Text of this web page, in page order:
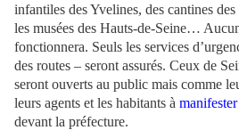
infantiles des Yvelines, des cantines
les musées des Hauts-de-Seine…
fonctionnera. Seuls les services
des routes – seront assurés. Ceux de
seront ouverts au public mais comme
leurs agents et les habitants à manifester
devant la préfecture.